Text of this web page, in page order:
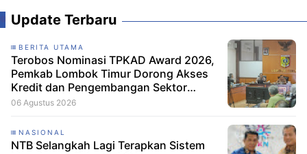
Update Terbaru
BERITA UTAMA
Terobos Nominasi TPKAD Award 2026,
Pemkab Lombok Timur Dorong Akses
Kredit dan Pengembangan Sektor
Porang
06 Agustus 2026
NASIONAL
NTB Selangkah Lagi Terapkan Sistem